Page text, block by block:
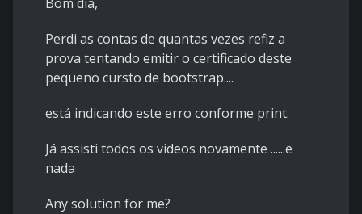
Perdi as contas de quantas vezes refiz a
prova tentando emitir o certificado deste
pequeno cursto de bootstrap....
está indicando este erro conforme print.
Já assisti todos os videos novamente ......e
nada
Any solution for me?